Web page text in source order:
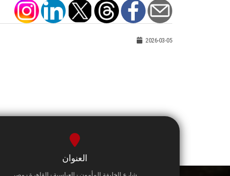
2026-03-05
العنوان